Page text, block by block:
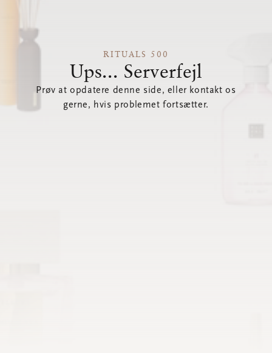
RITUALS 500
Ups... Serverfejl
Prøv at opdatere denne side, eller kontakt os
gerne, hvis problemet fortsætter.